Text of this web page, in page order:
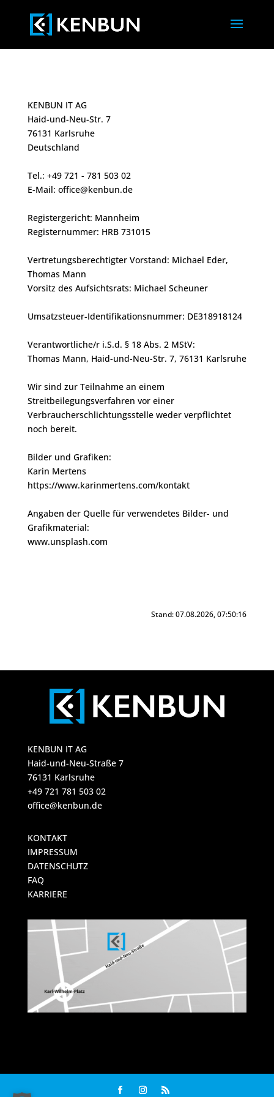
KENBUN IT AG
Haid-und-Neu-Str. 7
76131 Karlsruhe
Deutschland
Tel.: +49 721 - 781 503 02
E-Mail: office@kenbun.de
Registergericht: Mannheim
Registernummer: HRB 731015
Vertretungsberechtigter Vorstand: Michael Eder,
Thomas Mann
Vorsitz des Aufsichtsrats: Michael Scheuner
Umsatzsteuer-Identifikationsnummer: DE318918124
Verantwortliche/r i.S.d. § 18 Abs. 2 MStV:
Thomas Mann, Haid-und-Neu-Str. 7, 76131 Karlsruhe
Wir sind zur Teilnahme an einem
Streitbeilegungsverfahren vor einer
Verbraucherschlichtungsstelle weder verpflichtet
noch bereit.
Bilder und Grafiken:
Karin Mertens
https://www.karinmertens.com/kontakt
Angaben der Quelle für verwendetes Bilder- und
Grafikmaterial:
www.unsplash.com
Stand: 07.08.2026, 07:50:16
KENBUN IT AG
Haid-und-Neu-Straße 7
76131 Karlsruhe
+49 721 781 503 02
office@kenbun.de
KONTAKT
IMPRESSUM
DATENSCHUTZ
FAQ
KARRIERE